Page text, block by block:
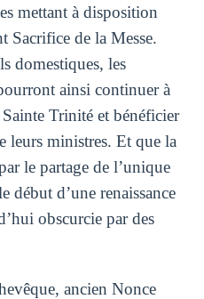
mettant à disposition
Sacrifice de la Messe.
domestiques, les
ainsi continuer à
Trinité et bénéficier
leurs ministres. Et que la
le partage de l’unique
début d’une renaissance
obscurcie par des
ancien Nonce